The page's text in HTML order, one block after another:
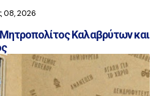
08, 2026
Μητροπολίτος Καλαβρύτων και